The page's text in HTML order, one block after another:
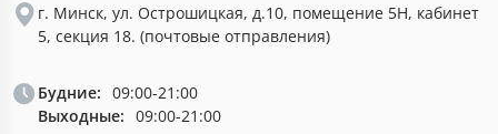
г. Минск, ул. Острошицкая, д.10, помещение 5Н, кабинет
5, секция 18. (почтовые отправления)
Будние: 09:00-21:00
Выходные: 09:00-21:00